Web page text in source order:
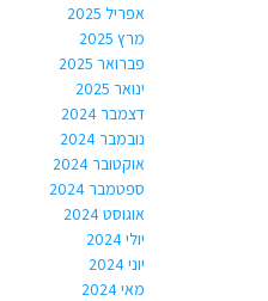
אפריל 2025
מרץ 2025
פברואר 2025
ינואר 2025
דצמבר 2024
נובמבר 2024
אוקטובר 2024
ספטמבר 2024
אוגוסט 2024
יולי 2024
יוני 2024
מאי 2024